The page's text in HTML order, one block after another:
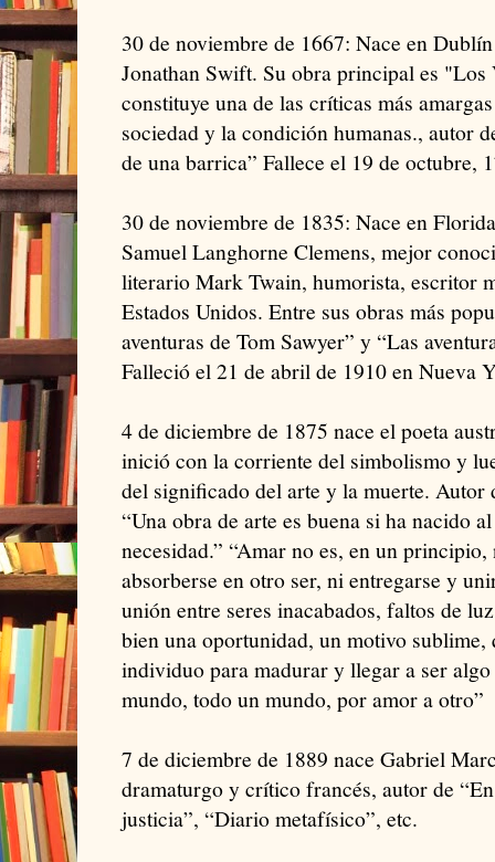
30 de noviembre de 1667: Nace en
Jonathan Swift. Su obra principal es
constituye una de las críticas más
sociedad y la condición humanas., autor
de una barrica” Fallece el 19 de octubre,
30 de noviembre de 1835: Nace en
Samuel Langhorne Clemens, mejor
literario Mark Twain, humorista, escritor
Estados Unidos. Entre sus obras más
aventuras de Tom Sawyer” y “Las
Falleció el 21 de abril de 1910 en Nueva
4 de diciembre de 1875 nace el poeta
inició con la corriente del simbolismo y
del significado del arte y la muerte. Autor
“Una obra de arte es buena si ha nacido
necesidad.” “Amar no es, en un
absorberse en otro ser, ni entregarse y
unión entre seres inacabados, faltos de
bien una oportunidad, un motivo sublime,
individuo para madurar y llegar a ser
mundo, todo un mundo, por amor a otro”
7 de diciembre de 1889 nace Gabriel
dramaturgo y crítico francés, autor de
justicia”, “Diario metafísico”, etc.